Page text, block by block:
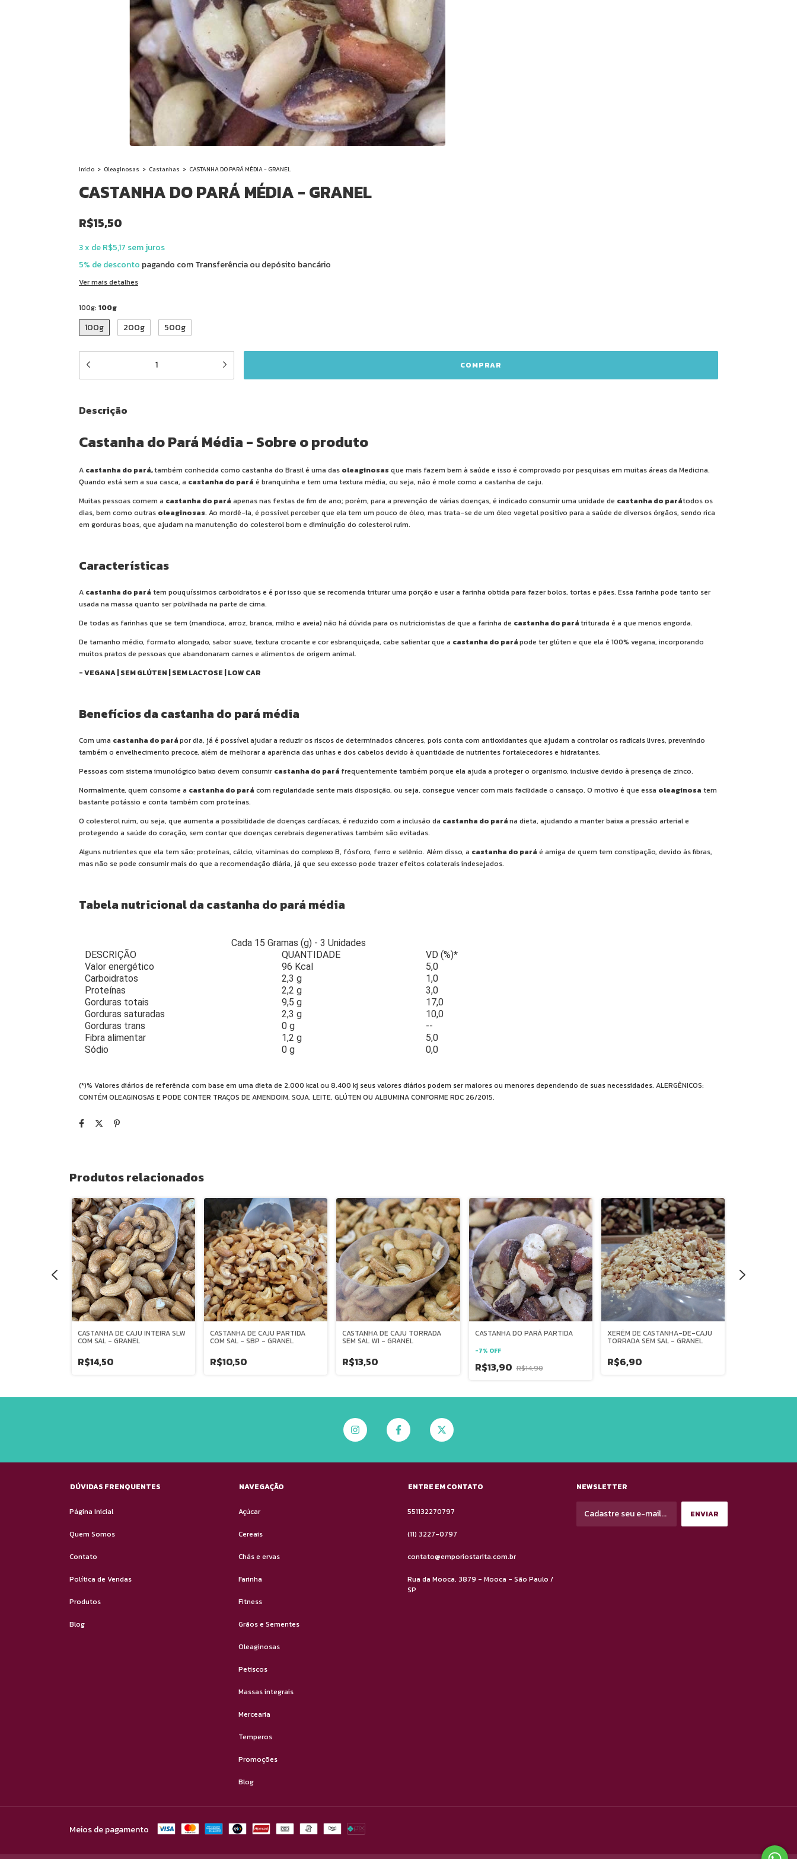
Início > Oleaginosas > Castanhas > CASTANHA DO PARÁ MÉDIA - GRANEL
CASTANHA DO PARÁ MÉDIA - GRANEL
R$15,50
3x deR$5,17 sem juros
5% de desconto pagando com Transferência ou depósito bancário
Ver mais detalhes
100g: 100g
100g 200g 500g
Descrição
Castanha do Pará Média - Sobre o produto
A castanha do pará,também conhecida como castanha do Brasil é uma das oleaginosas que mais fazem bem à saúde e isso é comprovado por pesquisas em muitas áreas da Medicina.
Quando está sem a sua casca, a castanha do pará é branquinha e tem uma textura média, ou seja, não é mole como a castanha de caju.
Muitas pessoas comem a castanha do pará apenas nas festas de fim de ano; porém, para a prevenção de várias doenças, é indicado consumir uma unidade de castanha do parátodos os
dias, bem como outras oleaginosas. Ao mordê-la, é possível perceber que ela tem um pouco de óleo, mas trata-se de um óleo vegetal positivo para a saúde de diversos órgãos, sendo rica
em gorduras boas, que ajudam na manutenção do colesterol bom e diminuição do colesterol ruim.
Características
A castanha do pará tem pouquíssimos carboidratos e é por isso que se recomenda triturar uma porção e usar a farinha obtida para fazer bolos, tortas e pães. Essa farinha pode tanto ser
usada na massa quanto ser polvilhada na parte de cima.
De todas as farinhas que se tem (mandioca, arroz, branca, milho e aveia) não há dúvida para os nutricionistas de que a farinha de castanha do parátriturada é a que menos engorda.
De tamanho médio, formato alongado, sabor suave, textura crocante e cor esbranquiçada, cabe salientar que a castanha do parápode ter glúten e que ela é 100% vegana, incorporando
muitos pratos de pessoas que abandonaram carnes e alimentos de origem animal.
- VEGANA | SEM GLÚTEN | SEM LACTOSE | LOW CAR
Benefícios da castanha do pará média
Com uma castanha do parápor dia, já é possível ajudar a reduzir os riscos de determinados cânceres, pois conta com antioxidantes que ajudam a controlar os radicais livres, prevenindo
também o envelhecimento precoce, além de melhorar a aparência das unhas e dos cabelos devido à quantidade de nutrientes fortalecedores e hidratantes.
Pessoas com sistema imunológico baixo devem consumir castanha do pará frequentemente também porque ela ajuda a proteger o organismo, inclusive devido à presença de zinco.
Normalmente, quem consome a castanha do pará com regularidade sente mais disposição, ou seja, consegue vencer com mais facilidade o cansaço. O motivo é que essa oleaginosa tem
bastante potássio e conta também com proteínas.
O colesterol ruim, ou seja, que aumenta a possibilidade de doenças cardíacas, é reduzido com a inclusão da castanha do parána dieta, ajudando a manter baixa a pressão arterial e
protegendo a saúde do coração, sem contar que doenças cerebrais degenerativas também são evitadas.
Alguns nutrientes que ela tem são: proteínas, cálcio, vitaminas do complexo B, fósforo, ferro e selênio. Além disso, a castanha do pará é amiga de quem tem constipação, devido às fibras,
mas não se pode consumir mais do que a recomendação diária, já que seu excesso pode trazer efeitos colaterais indesejados.
Tabela nutricional da castanha do pará média
Cada 15 Gramas (g) - 3 Unidades
DESCRIÇÃO
QUANTIDADE
VD (%)*
Valor energético
96 Kcal
5,0
Carboidratos
2,3 g
1,0
Proteínas
2,2 g
3,0
Gorduras totais
9,5 g
17,0
Gorduras saturadas
2,3 g
10,0
Gorduras trans
0 g
--
Fibra alimentar
1,2 g
5,0
Sódio
0 g 0,0
(*)% Valores diários de referência com base em uma dieta de 2.000 kcal ou 8.400 kj seus valores diários podem ser maiores ou menores dependendo de suas necessidades. ALERGÊNICOS:
CONTÉM OLEAGINOSAS E PODE CONTER TRAÇOS DE AMENDOIM, SOJA, LEITE, GLÚTEN OU ALBUMINA CONFORME RDC 26/2015.
Produtos relacionados
CASTANHA DE CAJU INTEIRA SLW
COM SAL - GRANEL
R$14,50
CASTANHA DE CAJU PARTIDA
COM SAL - SBP - GRANEL
R$10,50
CASTANHA DE CAJU TORRADA
SEM SAL W1 - GRANEL
R$13,50
CASTANHA DO PARÁ PARTIDA
-7% OFF
R$13,90 R$14,90
XERÉM DE CASTANHA-DE-CAJU
TORRADA SEM SAL - GRANEL
R$6,90
DÚVIDAS FRENQUENTES
Página Inicial
Quem Somos
Contato
Política de Vendas
Produtos
Blog
NAVEGAÇÃO
Açúcar
Cereais
Chás e ervas
Farinha
Fitness
Grãos e Sementes
Oleaginosas
Petiscos
Massas integrais
Mercearia
Temperos
Promoções
Blog
ENTRE EM CONTATO
551132270797
(11) 3227-0797
contato@emporiostarita.com.br
Rua da Mooca, 3879 - Mooca - São Paulo /
SP
NEWSLETTER
Meios de pagamento